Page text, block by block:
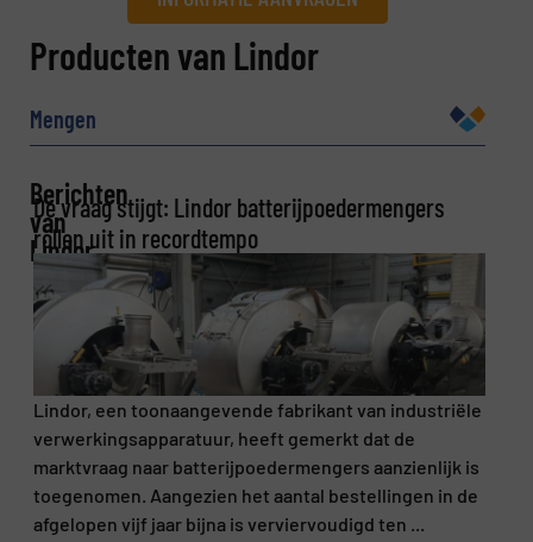
Informatie aanvragen
Bedrijf
E-mail(Vereist)
Telefoonnummer
Producten van Lindor
Mengen
Berichten
van
Lindor
De vraag stijgt: Lindor batterijpoedermengers
rollen uit in recordtempo
Lindor, een toonaangevende fabrikant van industriële
verwerkingsapparatuur, heeft gemerkt dat de
marktvraag naar batterijpoedermengers aanzienlijk is
toegenomen. Aangezien het aantal bestellingen in de
afgelopen vijf jaar bijna is verviervoudigd ten ...